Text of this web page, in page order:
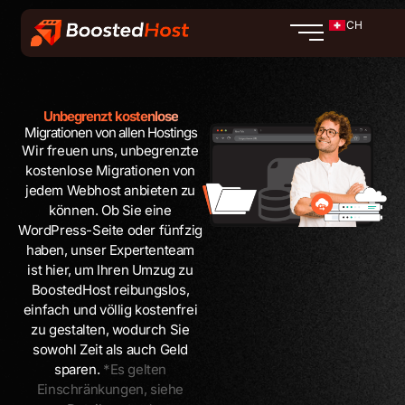
Zum
springen
CH
Unbegrenzt kostenlose
Migrationen von allen Hostings
Wir freuen uns, unbegrenzte
kostenlose Migrationen von
jedem Webhost anbieten zu
können. Ob Sie eine
WordPress-Seite oder fünfzig
haben, unser Expertenteam
ist hier, um Ihren Umzug zu
BoostedHost reibungslos,
einfach und völlig kostenfrei
zu gestalten, wodurch Sie
sowohl Zeit als auch Geld
sparen. *Es gelten
Einschränkungen, siehe